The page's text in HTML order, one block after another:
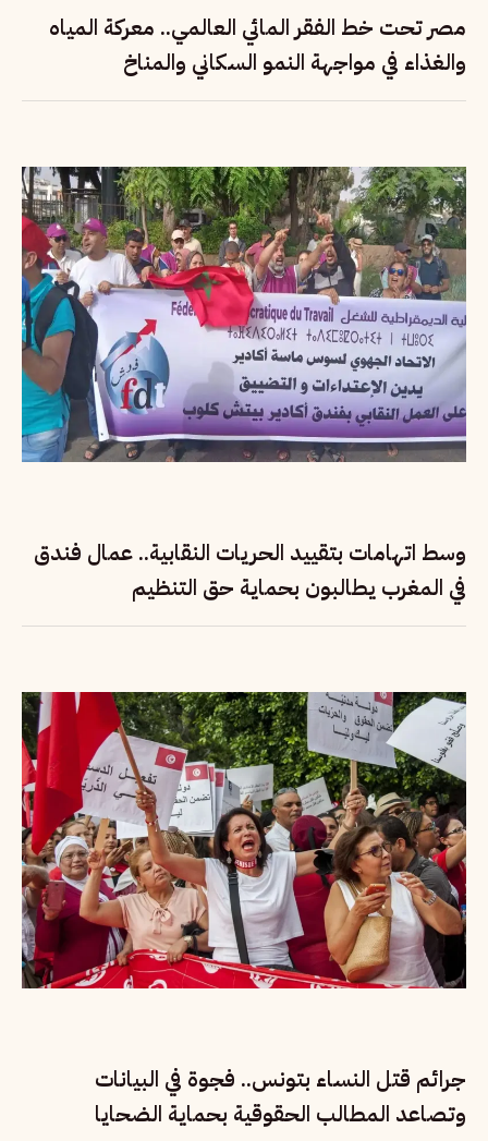
مصر تحت خط الفقر المائي العالمي.. معركة المياه
والغذاء في مواجهة النمو السكاني والمناخ
وسط اتهامات بتقييد الحريات النقابية.. عمال فندق
في المغرب يطالبون بحماية حق التنظيم
جرائم قتل النساء بتونس.. فجوة في البيانات
وتصاعد المطالب الحقوقية بحماية الضحايا